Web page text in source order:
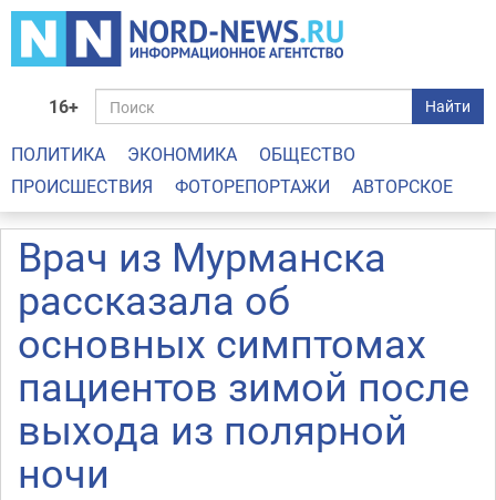
16+ Найти
ПОЛИТИКА ЭКОНОМИКА
ОБЩЕСТВО
ПРОИСШЕСТВИЯ
ФОТОРЕПОРТАЖИ АВТОРСКОЕ
Врач из Мурманска
рассказала об
основных симптомах
пациентов зимой после
выхода из полярной
ночи